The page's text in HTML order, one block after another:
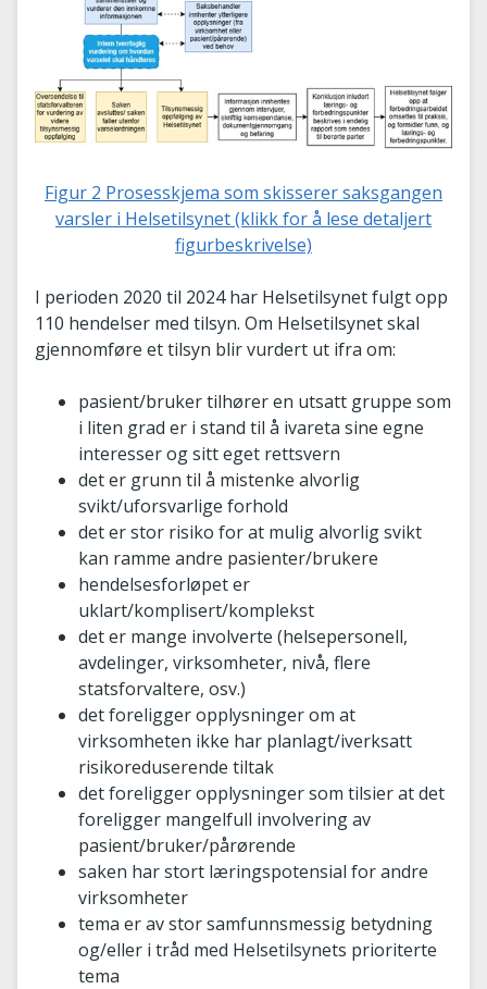
Figur 2 Prosesskjema som skisserer saksgangen
varsler i Helsetilsynet (klikk for å lese detaljert
figurbeskrivelse)
I perioden 2020 til 2024 har Helsetilsynet fulgt opp
110 hendelser med tilsyn. Om Helsetilsynet skal
gjennomføre et tilsyn blir vurdert ut ifra om:
pasient/bruker tilhører en utsatt gruppe som
i liten grad er i stand til å ivareta sine egne
interesser og sitt eget rettsvern
det er grunn til å mistenke alvorlig
svikt/uforsvarlige forhold
det er stor risiko for at mulig alvorlig svikt
kan ramme andre pasienter/brukere
hendelsesforløpet er
uklart/komplisert/komplekst
det er mange involverte (helsepersonell,
avdelinger, virksomheter, nivå, flere
statsforvaltere, osv.)
det foreligger opplysninger om at
virksomheten ikke har planlagt/iverksatt
risikoreduserende tiltak
det foreligger opplysninger som tilsier at det
foreligger mangelfull involvering av
pasient/bruker/pårørende
saken har stort læringspotensial for andre
virksomheter
tema er av stor samfunnsmessig betydning
og/eller i tråd med Helsetilsynets prioriterte
tema